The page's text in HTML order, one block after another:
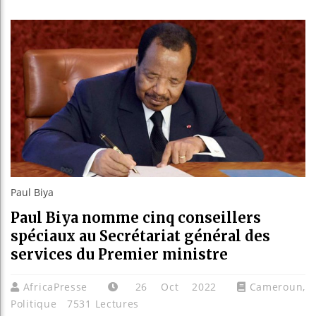
Bénin
Paul Biya
Paul Biya nomme cinq conseillers
spéciaux au Secrétariat général des
services du Premier ministre
AfricaPresse 26 Oct 2022 Cameroun,
Politique
7531 Lectures